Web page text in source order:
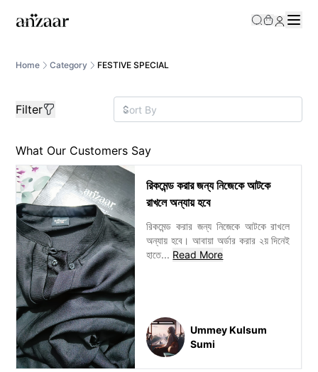
Home Category FESTIVE SPECIAL
Filter
What Our Customers Say
রিকমেন্ড করার জন্য নিজেকে আটকে
রাখলে অন্যায় হবে
রিকমেন্ড করার জন্য নিজেকে আটকে রাখলে
অন্যায় হবে। আবায়া অর্ডার করার ২য় দিনেই
হাতে... Read More
Ummey Kulsum
Sumi